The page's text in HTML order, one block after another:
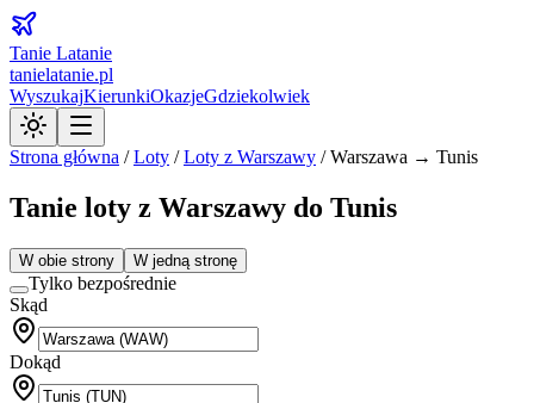
Tanie Latanie
tanielatanie.pl
WyszukajKierunkiOkazjeGdziekolwiek
Strona główna /Loty /Loty z Warszawy /Warszawa → Tunis
Tanie loty z Warszawy do Tunis
W obie strony W jedną stronę
Tylko bezpośrednie
Skąd
Dokąd